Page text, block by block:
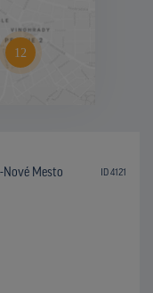
Nové Mesto ID 4121